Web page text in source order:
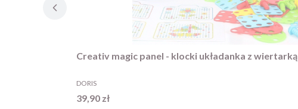
Creativ magic panel - klocki układanka z wiertarką
PRODUCENT
DORIS
Cena
39,90 zł